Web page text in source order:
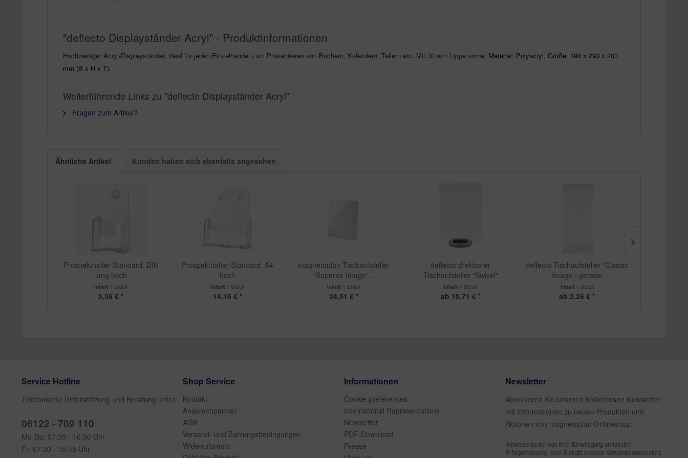
"deflecto Displayständer Acryl" - Produktinformationen
Hochwertiger Acryl-Displayständer, ideal für jeden Einzelhandel zum Präsentieren von Büchern, Kalendern, Tellern etc. Mit 30 mm Lippe vorne. Material: Polyacryl. Größe: 190 x 293 x 203
mm (B x H x T).
Weiterführende Links zu "deflecto Displayständer Acryl"
Fragen zum Artikel?
Ähnliche Artikel Kunden haben sich ebenfalls angesehen
Prospekthalter Standard, DIN
lang hoch
Inhalt 1 Stück
5,36 € *
Prospekthalter Standard, A4
hoch
Inhalt 1 Stück
14,16 € *
magnetoplan Tischaufsteller
"Superior Image"...
Inhalt 1 Stück
34,51 € *
deflecto drehbarer
Tischaufsteller "Swivel"
Inhalt 1 Stück
ab 15,71 € *
deflecto Tischaufsteller "Classic
Image", gerade
Inhalt 1 Stück
ab 2,26 € *
Service Hotline
Telefonische Unterstützung und Beratung unter:
06122 - 709 110
Mo-Do: 07:30 - 16:30 Uhr
Fr: 07:30 - 15:15 Uhr
Shop Service
Kontakt
Ansprechpartner
AGB
Versand- und Zahlungsbedingungen
Widerrufsrecht
Informationen
Cookie preferences
International Representations
Newsletter
PDF-Download
Presse
Newsletter
Abonnieren Sie unseren kostenlosen Newsletter
mit Informationen zu neuen Produkten und
Aktionen von magnetoplan Onlineshop.
Hinweise zu der von Ihrer Einwilligung umfassten
Erfolgsmessung, dem Einsatz unseres Versanddienstleisters